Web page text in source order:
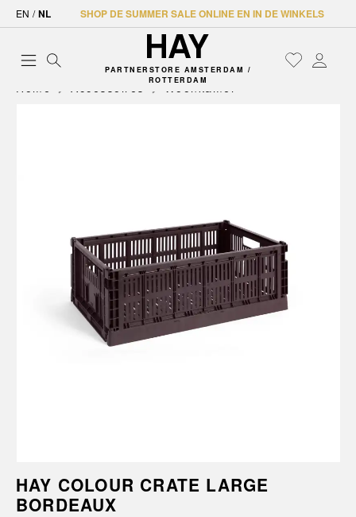
EN / NL SHOP DE SUMMER SALE ONLINE EN IN DE WINKELS
PARTNERSTORE AMSTERDAM /
ROTTERDAM
Home Accessoires Woonkamer
HAY COLOUR CRATE LARGE
BORDEAUX